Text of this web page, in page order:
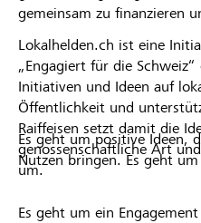
gemeinsam zu finanzieren
Lokalhelden.ch ist eine
„Engagiert für die
Initiativen und Ideen auf
Öffentlichkeit und
Raiffeisen setzt damit die
genossenschaftliche Art
um.
Es geht um positive Ideen,
Nutzen bringen. Es geht
Es geht um ein